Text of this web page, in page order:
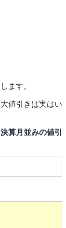
ます。
値引きは実はい
算月並みの値引